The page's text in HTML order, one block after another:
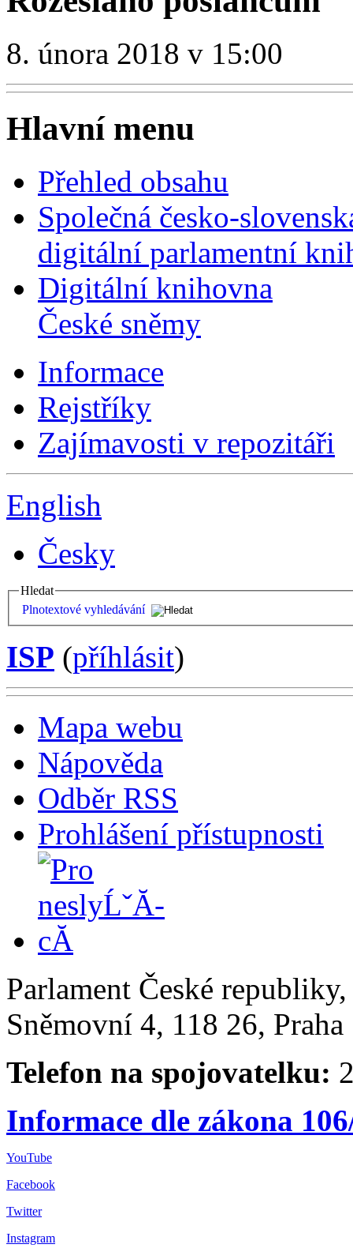
8. února 2018 v 15:00
Hlavní menu
Přehled obsahu
Společná česko-
digitální parlamentní
Digitální knihovna
České sněmy
Informace
Rejstříky
Zajímavosti v repozitáři
English
Česky
Hledat
Plnotextové vyhledávání
ISP (příhlásit)
Mapa webu
Nápověda
Odběr RSS
Prohlášení přístupnosti
Parlament České
Sněmovní 4, 118 26,
Telefon na spojovatelku:
Informace dle zákona
YouTube
Facebook
Twitter
Instagram